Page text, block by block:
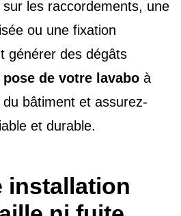
les raccordements, une
ou une fixation
générer des dégâts
pose de votre lavabo à
bâtiment et assurez-
et durable.
installation